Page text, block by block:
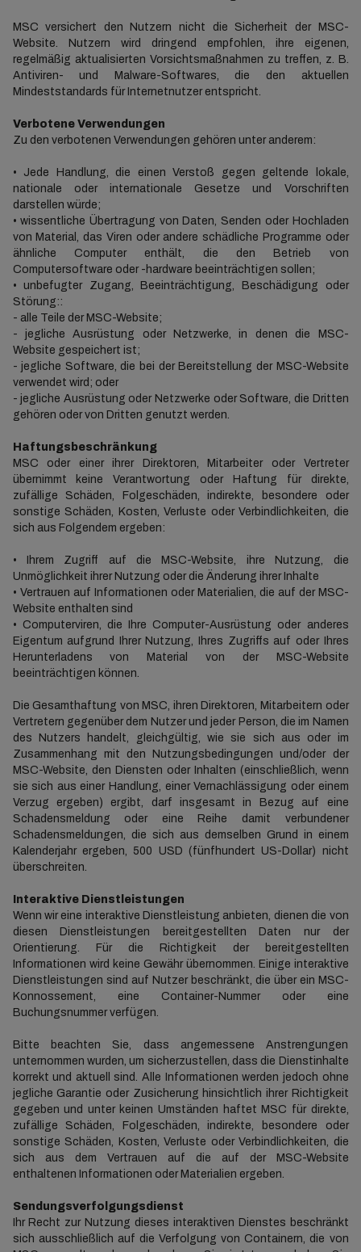
MSC versichert den Nutzern nicht die Sicherheit der MSC-
Website. Nutzern wird dringend empfohlen, ihre eigenen,
regelmäßig aktualisierten Vorsichtsmaßnahmen zu treffen, z. B.
Antiviren- und Malware-Softwares, die den aktuellen
Mindeststandards für Internetnutzer entspricht.
Verbotene Verwendungen
Zu den verbotenen Verwendungen gehören unter anderem:
• Jede Handlung, die einen Verstoß gegen geltende lokale,
nationale oder internationale Gesetze und Vorschriften
darstellen würde;
• wissentliche Übertragung von Daten, Senden oder Hochladen
von Material, das Viren oder andere schädliche Programme oder
ähnliche Computer enthält, die den Betrieb von
Computersoftware oder -hardware beeinträchtigen sollen;
• unbefugter Zugang, Beeinträchtigung, Beschädigung oder
Störung::
- alle Teile der MSC-Website;
- jegliche Ausrüstung oder Netzwerke, in denen die MSC-
Website gespeichert ist;
- jegliche Software, die bei der Bereitstellung der MSC-Website
verwendet wird; oder
- jegliche Ausrüstung oder Netzwerke oder Software, die Dritten
gehören oder von Dritten genutzt werden.
Haftungsbeschränkung
MSC oder einer ihrer Direktoren, Mitarbeiter oder Vertreter
übernimmt keine Verantwortung oder Haftung für direkte,
zufällige Schäden, Folgeschäden, indirekte, besondere oder
sonstige Schäden, Kosten, Verluste oder Verbindlichkeiten, die
sich aus Folgendem ergeben:
• Ihrem Zugriff auf die MSC-Website, ihre Nutzung, die
Unmöglichkeit ihrer Nutzung oder die Änderung ihrer Inhalte
• Vertrauen auf Informationen oder Materialien, die auf der MSC-
Website enthalten sind
• Computerviren, die Ihre Computer-Ausrüstung oder anderes
Eigentum aufgrund Ihrer Nutzung, Ihres Zugriffs auf oder Ihres
Herunterladens von Material von der MSC-Website
beeinträchtigen können.
Die Gesamthaftung von MSC, ihren Direktoren, Mitarbeitern oder
Vertretern gegenüber dem Nutzer und jeder Person, die im Namen
des Nutzers handelt, gleichgültig, wie sie sich aus oder im
Zusammenhang mit den Nutzungsbedingungen und/oder der
MSC-Website, den Diensten oder Inhalten (einschließlich, wenn
sie sich aus einer Handlung, einer Vernachlässigung oder einem
Verzug ergeben) ergibt, darf insgesamt in Bezug auf eine
Schadensmeldung oder eine Reihe damit verbundener
Schadensmeldungen, die sich aus demselben Grund in einem
Kalenderjahr ergeben, 500 USD (fünfhundert US-Dollar) nicht
überschreiten.
Interaktive Dienstleistungen
Wenn wir eine interaktive Dienstleistung anbieten, dienen die von
diesen Dienstleistungen bereitgestellten Daten nur der
Orientierung. Für die Richtigkeit der bereitgestellten
Informationen wird keine Gewähr übernommen. Einige interaktive
Dienstleistungen sind auf Nutzer beschränkt, die über ein MSC-
Konnossement, eine Container-Nummer oder eine
Buchungsnummer verfügen.
Bitte beachten Sie, dass angemessene Anstrengungen
unternommen wurden, um sicherzustellen, dass die Dienstinhalte
korrekt und aktuell sind. Alle Informationen werden jedoch ohne
jegliche Garantie oder Zusicherung hinsichtlich ihrer Richtigkeit
gegeben und unter keinen Umständen haftet MSC für direkte,
zufällige Schäden, Folgeschäden, indirekte, besondere oder
sonstige Schäden, Kosten, Verluste oder Verbindlichkeiten, die
sich aus dem Vertrauen auf die auf der MSC-Website
enthaltenen Informationen oder Materialien ergeben.
Sendungsverfolgungsdienst
Ihr Recht zur Nutzung dieses interaktiven Dienstes beschränkt
sich ausschließlich auf die Verfolgung von Containern, die von